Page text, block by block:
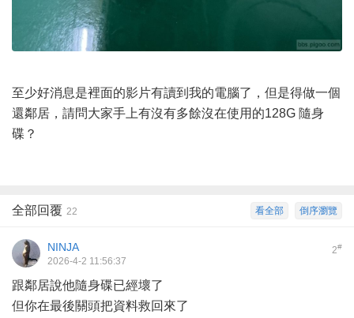
至少好消息是裡面的影片有讀到我的電腦了，但是得做一個
還鄰居，請問大家手上有沒有多餘沒在使用的128G 隨身
碟？
倒序瀏覽
看全部
全部回覆 22
2#
NINJA
2026-4-2 11:56:37
跟鄰居說他隨身碟已經壞了
但你在最後關頭把資料救回來了